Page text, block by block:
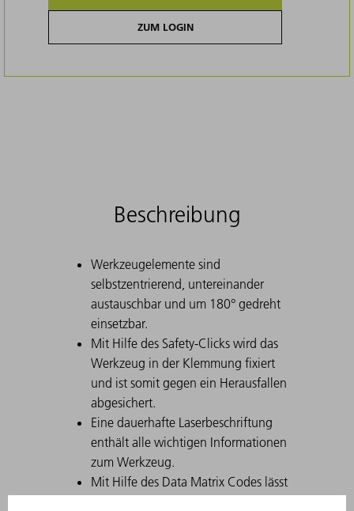
ZUM LOGIN
Beschreibung
Werkzeugelemente sind
selbstzentrierend, untereinander
austauschbar und um 180° gedreht
einsetzbar.
Mit Hilfe des Safety-Clicks wird das
Werkzeug in der Klemmung fixiert
und ist somit gegen ein Herausfallen
abgesichert.
Eine dauerhafte Laserbeschriftung
enthält alle wichtigen Informationen
zum Werkzeug.
Mit Hilfe des Data Matrix Codes lässt